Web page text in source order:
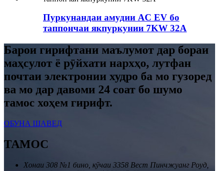
Пуркунандаи амудии AC EV бо
таппончаи якпуркунии 7KW 32A
Барои гирифтани маълумот дар бораи
маҳсулот ё рӯйхати нархҳо, лутфан
почтаи электронии худро ба мо гузоред
ва мо дар давоми 24 соат бо шумо
тамос хоҳем гирифт.
ОБУНА ШАВЕД
ТАМОС
Хонаи 308 №1 бино, кӯчаи 3358 Вест Пинчжуанг Роуд,